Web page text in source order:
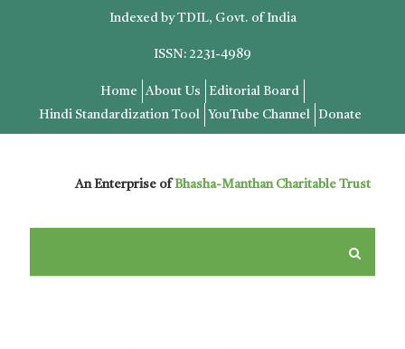
Indexed by TDIL, Govt. of India
ISSN: 2231-4989
Home About Us
Editorial Board
Hindi Standardization Tool
YouTube Channel Donate
An Enterprise ofBhasha-Manthan Charitable Trust